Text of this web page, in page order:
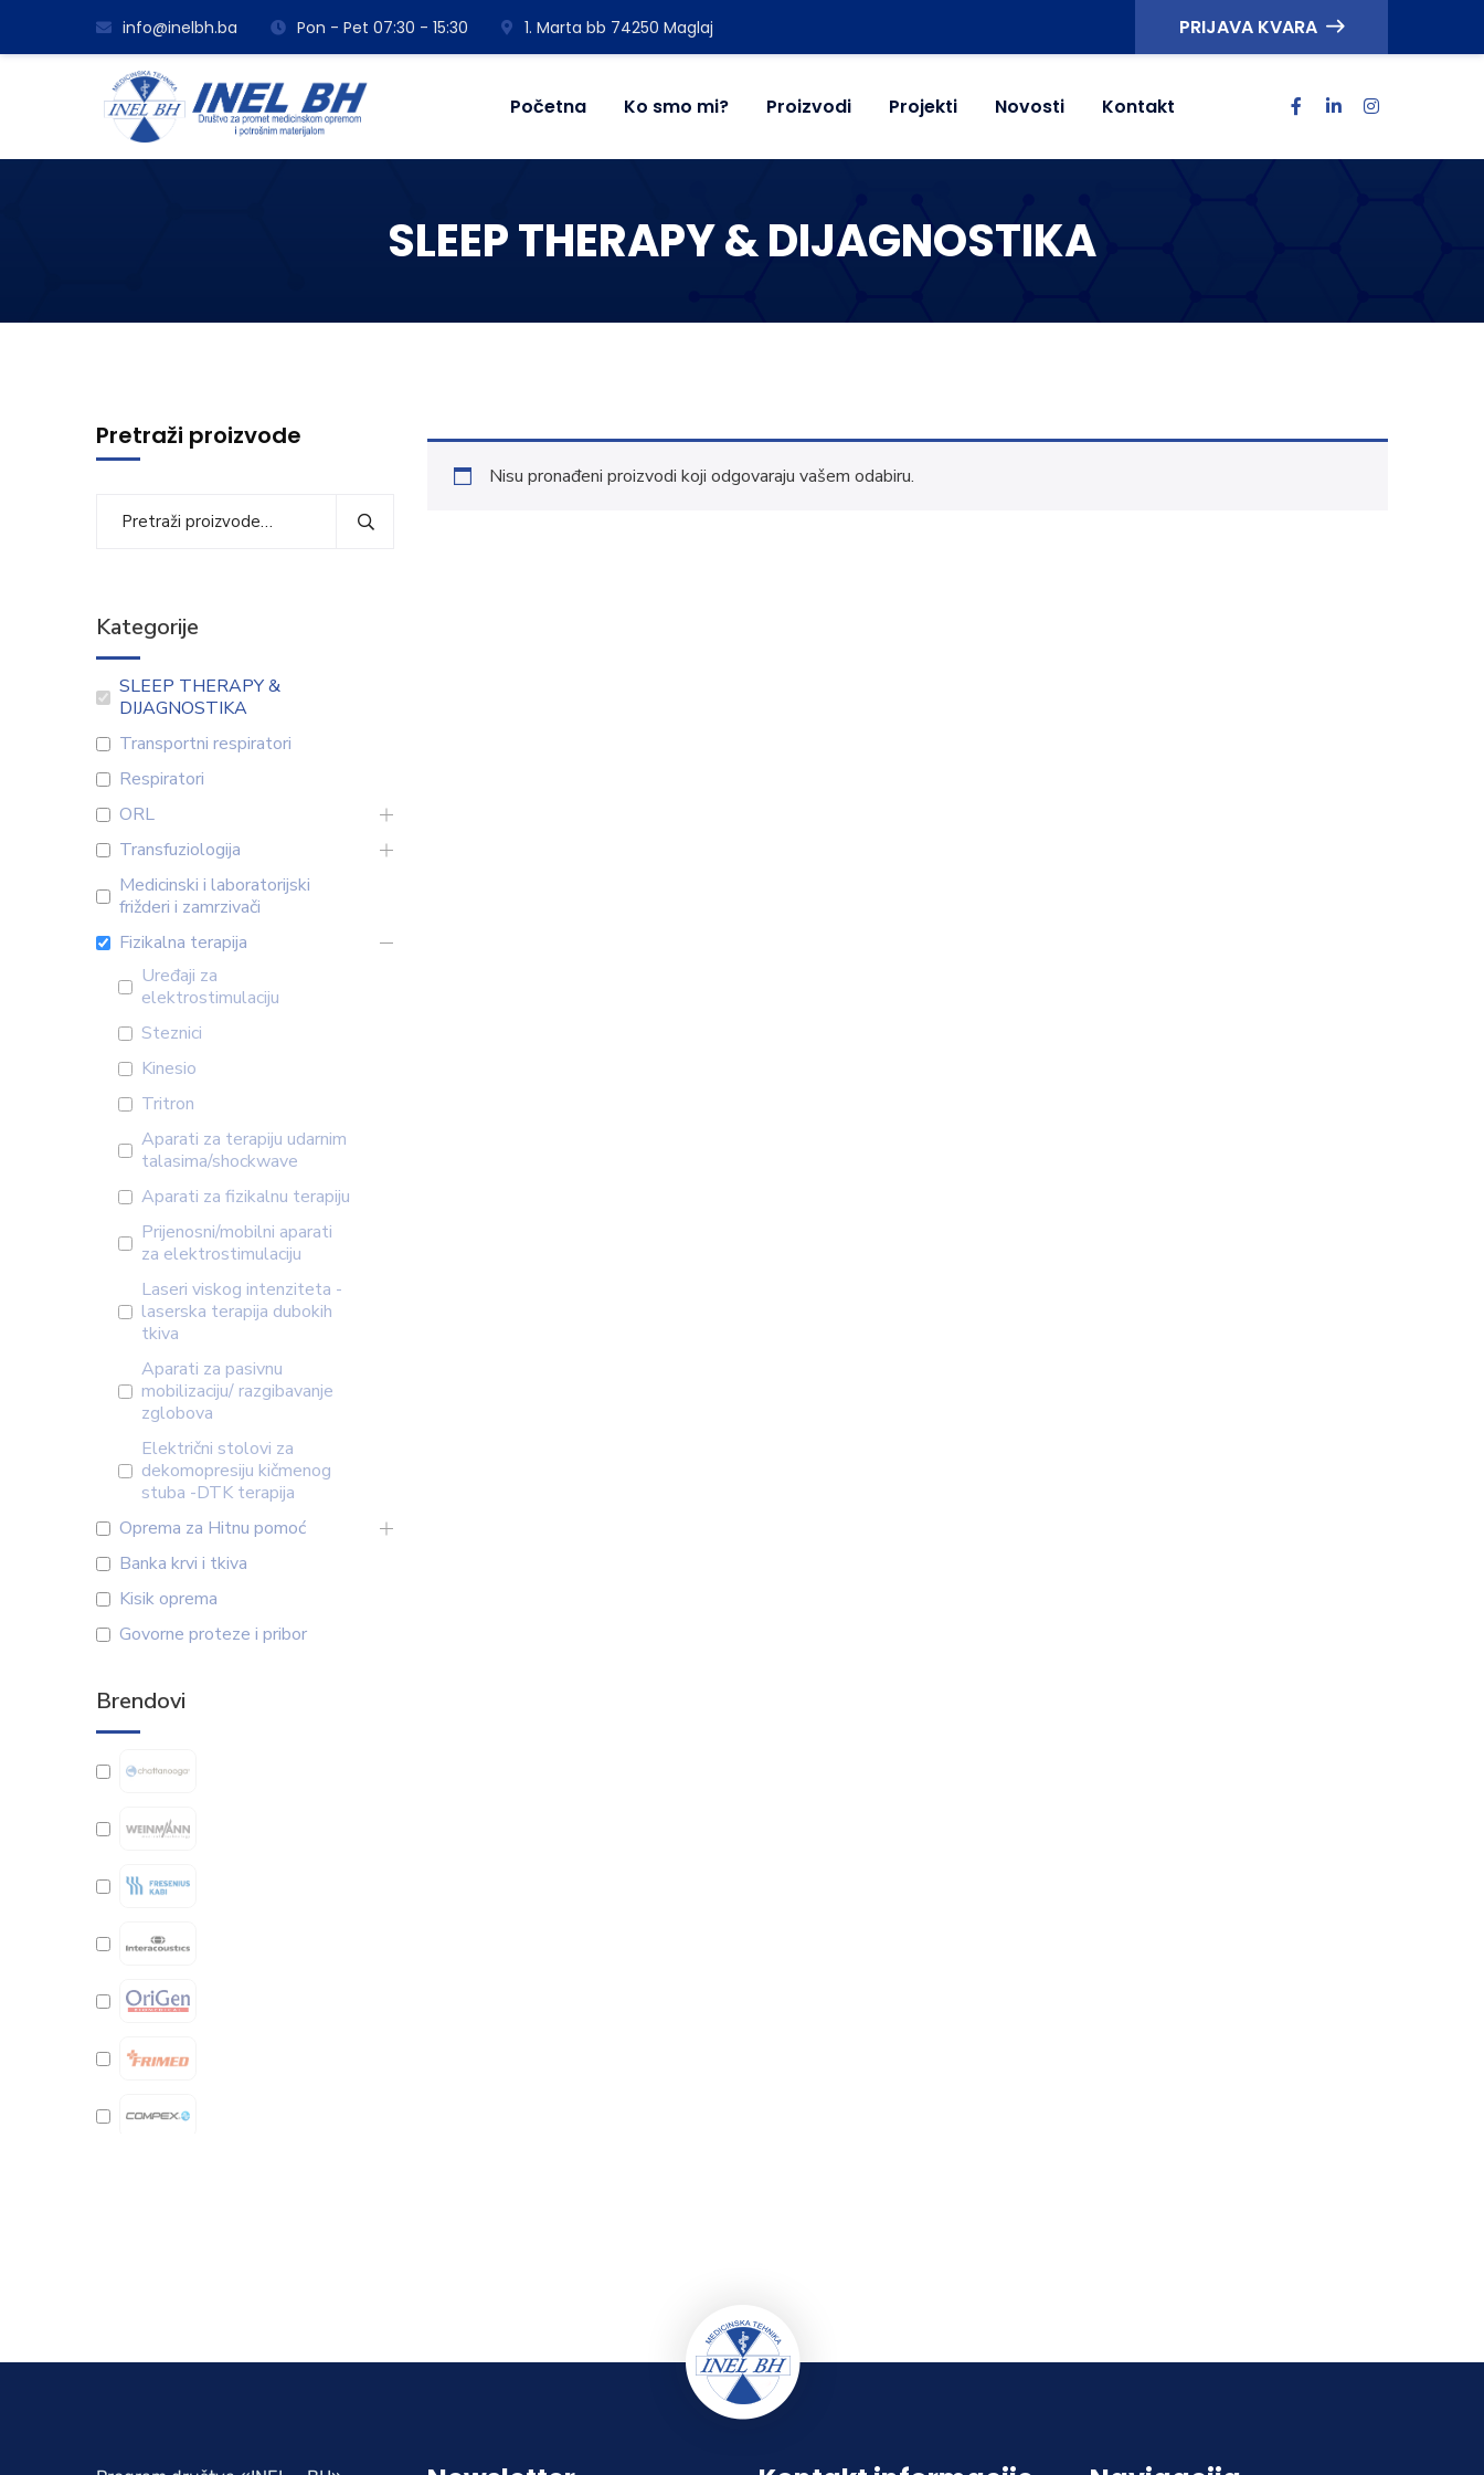
info@inelbh.ba Pon - Pet 07:30 - 15:30 1. Marta bb 74250 Maglaj PRIJAVA KVARA
Početna Ko smo mi? Proizvodi Projekti Novosti Kontakt
SLEEP THERAPY & DIJAGNOSTIKA
Nisu pronađeni proizvodi koji odgovaraju vašem odabiru.
Pretraži proizvode
Kategorije
SLEEP THERAPY &
DIJAGNOSTIKA
Transportni respiratori
Respiratori
ORL
Transfuziologija
Medicinski i laboratorijski
frižderi i zamrzivači
Fizikalna terapija
Uređaji za
elektrostimulaciju
Steznici
Kinesio
Tritron
Aparati za terapiju udarnim
talasima/shockwave
Aparati za fizikalnu terapiju
Prijenosni/mobilni aparati
za elektrostimulaciju
Laseri viskog intenziteta -
laserska terapija dubokih
tkiva
Aparati za pasivnu
mobilizaciju/ razgibavanje
zglobova
Električni stolovi za
dekomopresiju kičmenog
stuba -DTK terapija
Oprema za Hitnu pomoć
Banka krvi i tkiva
Kisik oprema
Govorne proteze i pribor
Brendovi